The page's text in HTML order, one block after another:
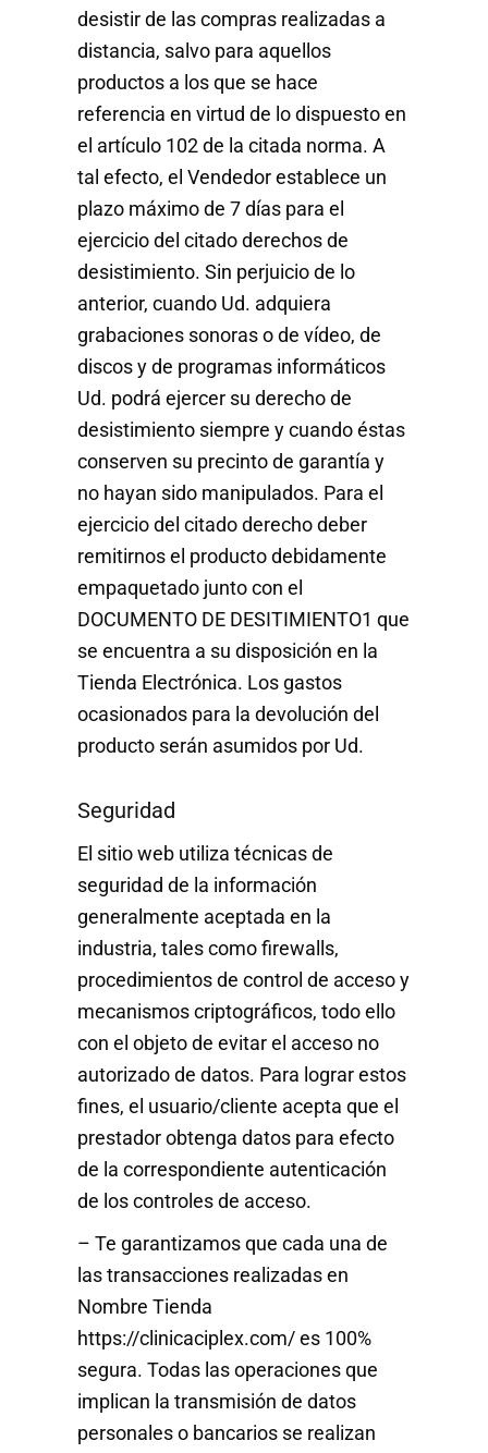
desistir de las compras realizadas a
distancia, salvo para aquellos
productos a los que se hace
referencia en virtud de lo dispuesto en
el artículo 102 de la citada norma. A
tal efecto, el Vendedor establece un
plazo máximo de 7 días para el
ejercicio del citado derechos de
desistimiento. Sin perjuicio de lo
anterior, cuando Ud. adquiera
grabaciones sonoras o de vídeo, de
discos y de programas informáticos
Ud. podrá ejercer su derecho de
desistimiento siempre y cuando éstas
conserven su precinto de garantía y
no hayan sido manipulados. Para el
ejercicio del citado derecho deber
remitirnos el producto debidamente
empaquetado junto con el
DOCUMENTO DE DESITIMIENTO1 que
se encuentra a su disposición en la
Tienda Electrónica. Los gastos
ocasionados para la devolución del
producto serán asumidos por Ud.
Seguridad
El sitio web utiliza técnicas de
seguridad de la información
generalmente aceptada en la
industria, tales como firewalls,
procedimientos de control de acceso y
mecanismos criptográficos, todo ello
con el objeto de evitar el acceso no
autorizado de datos. Para lograr estos
fines, el usuario/cliente acepta que el
prestador obtenga datos para efecto
de la correspondiente autenticación
de los controles de acceso.
– Te garantizamos que cada una de
las transacciones realizadas en
Nombre Tienda
https://clinicaciplex.com/ es 100%
segura. Todas las operaciones que
implican la transmisión de datos
personales o bancarios se realizan